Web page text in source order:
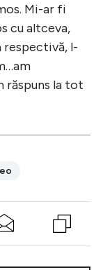
Mi-ar fi
cu altceva,
respectivă, l-
răspuns la tot